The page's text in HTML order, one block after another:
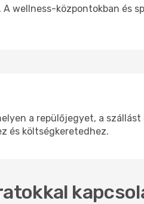
wellness-központokban és
a repülőjegyet, a szállást
és költségkeretedhez.